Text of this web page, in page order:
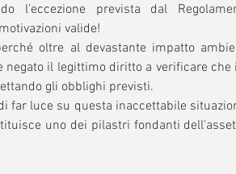
l’eccezione prevista dal
valide!
oltre al devastante impatto
negato il legittimo diritto a verificare
gli obblighi previsti.
far luce su questa inaccettabile
uno dei pilastri fondanti